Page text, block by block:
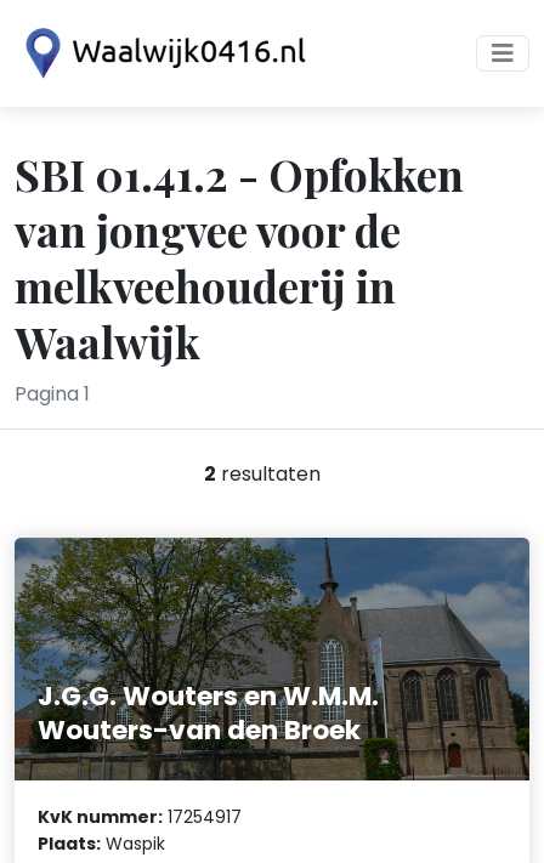
SBI 01.41.2 - Opfokken
van jongvee voor de
melkveehouderij in
Waalwijk
Pagina 1
2 resultaten
J.G.G. Wouters en W.M.M.
Wouters-van den Broek
KvK nummer: 17254917
Plaats: Waspik